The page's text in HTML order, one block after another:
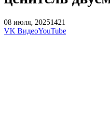
08 июля, 20251421
VK ВидеоYouTube